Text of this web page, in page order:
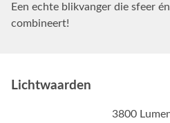
Een echte blikvanger die sfeer
combineert!
Lichtwaarden
3800